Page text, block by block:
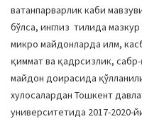
ватанпарварлик каби
бўлса, инглиз тилида
микро майдонларда илм,
қиммат ва қадрсизлик,
майдон доирасида
хулосалардан Тошкент
университетида 2017-2020-